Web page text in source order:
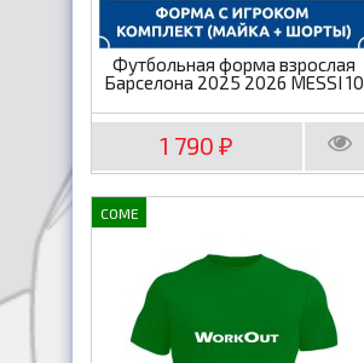
Футбольная форма взрослая
Барселона 2025 2026 MESSI 10
1 790₽
COME